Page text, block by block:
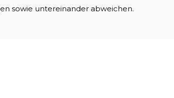
sowie untereinander abweichen.